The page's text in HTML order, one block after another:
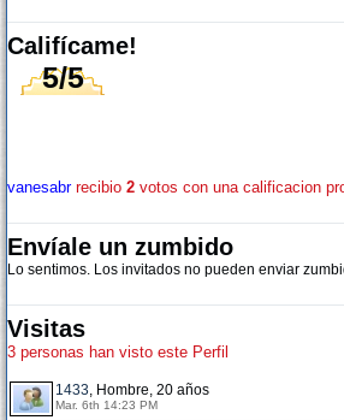
Califícame!
5/5
vanesabrrecibio 2 votos con una calificacion
Envíale un zumbido
Lo sentimos. Los invitados no pueden enviar
Visitas
3 personas han visto este Perfil
1433, Hombre, 20 años
Mar. 6th 14:23 PM